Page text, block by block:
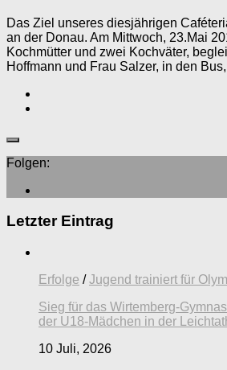
Das Ziel unseres diesjährigen
an der Donau. Am Mittwoch, 23.Mai
Kochmütter und zwei Kochväter,
Hoffmann und Frau Salzer, in den
Folgen:
Letzter Eintrag
Erfolge /Jugend trainiert für
Sieg für das Wirtemberg-
der U18-Mädchen in der
10 Juli, 2026